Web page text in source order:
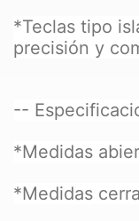
*Teclas tipo
precisión y
--
*Medidas
*Medidas